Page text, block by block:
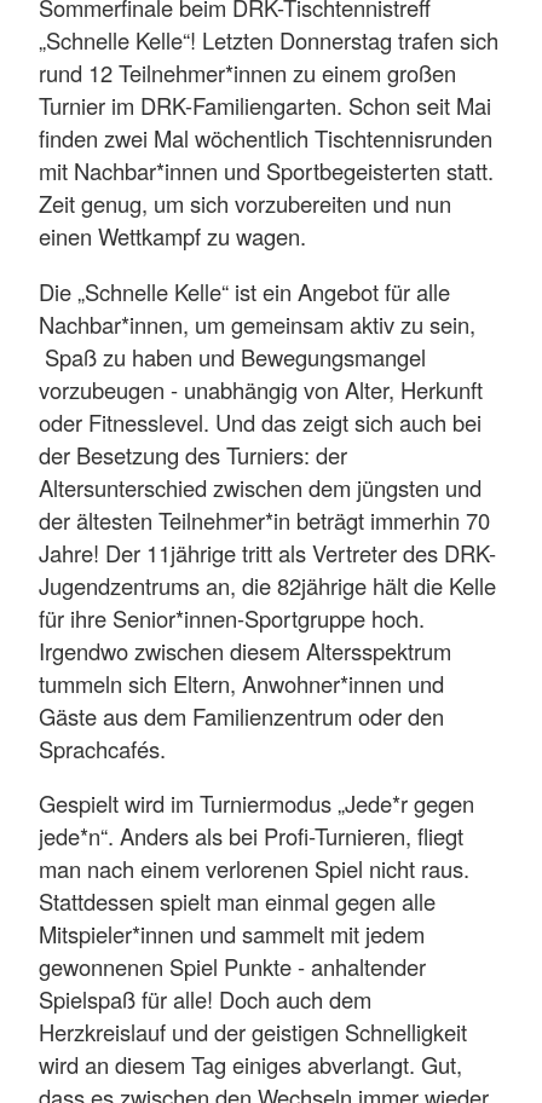
Sommerfinale beim DRK-Tischtennistreff
„Schnelle Kelle“! Letzten Donnerstag trafen sich
rund 12 Teilnehmer*innen zu einem großen
Turnier im DRK-Familiengarten. Schon seit Mai
finden zwei Mal wöchentlich Tischtennisrunden
mit Nachbar*innen und Sportbegeisterten statt.
Zeit genug, um sich vorzubereiten und nun
einen Wettkampf zu wagen.
Die „Schnelle Kelle“ ist ein Angebot für alle
Nachbar*innen, um gemeinsam aktiv zu sein,
Spaß zu haben und Bewegungsmangel
vorzubeugen - unabhängig von Alter, Herkunft
oder Fitnesslevel. Und das zeigt sich auch bei
der Besetzung des Turniers: der
Altersunterschied zwischen dem jüngsten und
der ältesten Teilnehmer*in beträgt immerhin 70
Jahre! Der 11jährige tritt als Vertreter des DRK-
Jugendzentrums an, die 82jährige hält die Kelle
für ihre Senior*innen-Sportgruppe hoch.
Irgendwo zwischen diesem Altersspektrum
tummeln sich Eltern, Anwohner*innen und
Gäste aus dem Familienzentrum oder den
Sprachcafés.
Gespielt wird im Turniermodus „Jede*r gegen
jede*n“. Anders als bei Profi-Turnieren, fliegt
man nach einem verlorenen Spiel nicht raus.
Stattdessen spielt man einmal gegen alle
Mitspieler*innen und sammelt mit jedem
gewonnenen Spiel Punkte - anhaltender
Spielspaß für alle! Doch auch dem
Herzkreislauf und der geistigen Schnelligkeit
wird an diesem Tag einiges abverlangt. Gut,